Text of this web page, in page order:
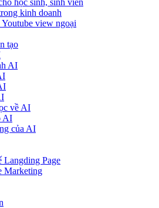
học sinh, sinh viên
kinh doanh
view ngoại
tạo
AI
về AI
AI
của AI
Langding Page
Marketing